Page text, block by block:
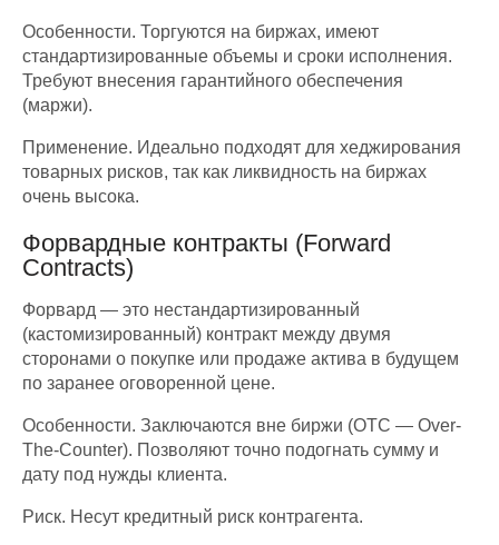
Особенности. Торгуются на биржах, имеют
стандартизированные объемы и сроки исполнения.
Требуют внесения гарантийного обеспечения
(маржи).
Применение. Идеально подходят для хеджирования
товарных рисков, так как ликвидность на биржах
очень высока.
Форвардные контракты (Forward
Contracts)
Форвард — это нестандартизированный
(кастомизированный) контракт между двумя
сторонами о покупке или продаже актива в будущем
по заранее оговоренной цене.
Особенности. Заключаются вне биржи (OTC — Over-
The-Counter). Позволяют точно подогнать сумму и
дату под нужды клиента.
Риск. Несут кредитный риск контрагента.